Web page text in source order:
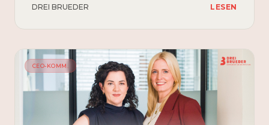
DREI BRUEDER LESEN
CEO-KOMM.